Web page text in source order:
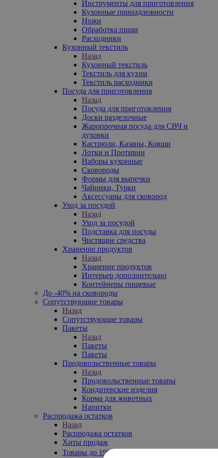
Инструменты для приготовления
Кухонные принадлежности
Ножи
Обработка пищи
Расходники
Кухонный текстиль
Назад
Кухонный текстиль
Текстиль для кухни
Текстиль расходники
Посуда для приготовления
Назад
Посуда для приготовления
Доски разделочные
Жаропрочная посуда для СВЧ и
духовки
Кастрюли, Казаны, Ковши
Лотки и Противни
Наборы кухонные
Сковороды
Формы для выпечки
Чайники, Турки
Аксессуары для сковород
Уход за посудой
Назад
Уход за посудой
Подставка для посуды
Чистящие средства
Хранение продуктов
Назад
Хранение продуктов
Интерьер дополнительно
Контейнеры пищевые
До -40% на сковороды
Сопутствующие товары
Назад
Сопутствующие товары
Пакеты
Назад
Пакеты
Пакеты
Продовольственные товары
Назад
Продовольственные товары
Кондитерские изделия
Корма для животных
Напитки
Распродажа остатков
Назад
Распродажа остатков
Хиты продаж
Товары до 199₽